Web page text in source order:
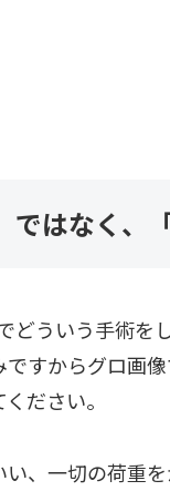
ではなく、
どういう手術を
ですからグロ画
ださい。
、一切の荷重